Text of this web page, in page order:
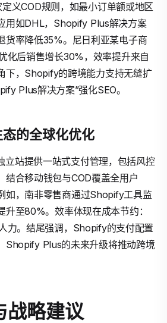
义COD规则，如最小订单额或地区
用如DHL，Shopify Plus解决方案
货率降低35%。尼日利亚某电子商
化后销售增长30%，效率提升来自
下，Shopify的跨境能力支持无缝扩
Plus解决方案”强化SEO。
的全球化优化
站提供一站式支付管理，包括风控
结合移动钱包与COD覆盖全用户
如，南非零售商通过Shopify工具监
升至80%。效率体现在成本节约：
力。结尾强调，Shopify的支付配置
Shopify Plus的未来升级将推动跨境
战略建议